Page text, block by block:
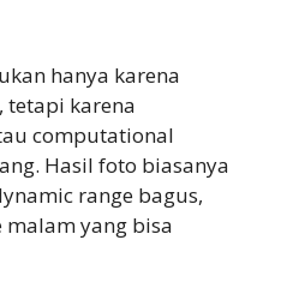
hanya karena
tetapi karena
computational
Hasil foto biasanya
range bagus,
yang bisa